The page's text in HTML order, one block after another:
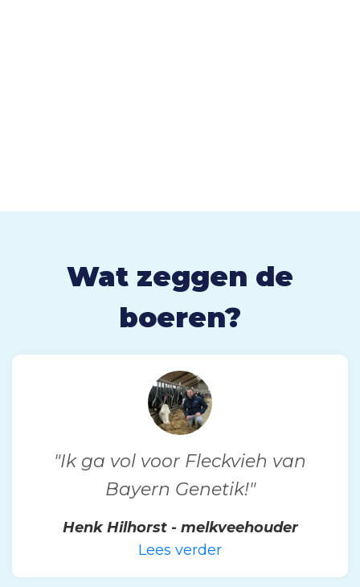
Wat zeggen de
boeren?
"Ik ga vol voor Fleckvieh van
Bayern Genetik!"
Henk Hilhorst - melkveehouder
Lees verder